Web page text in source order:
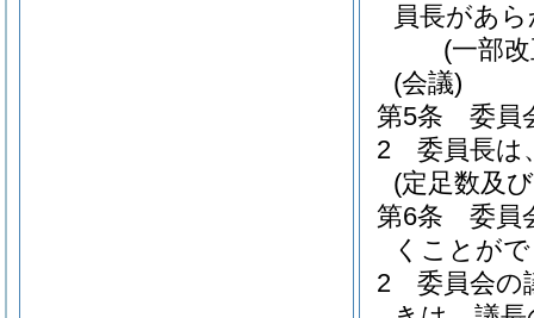
員長があ
(一部
(会議)
第5条
委員
2
委員長は
(定足数及
第6条
委員
くことが
2
委員会の